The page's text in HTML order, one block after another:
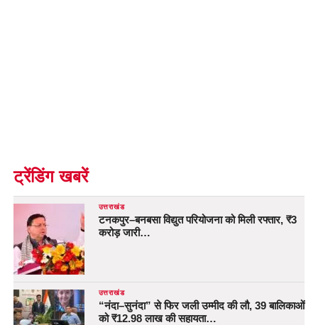
ट्रेंडिंग खबरें
उत्तराखंड
टनकपुर–बनबसा विद्युत परियोजना को मिली रफ्तार, ₹3
करोड़ जारी…
उत्तराखंड
“नंदा–सुनंदा” से फिर जली उम्मीद की लौ, 39 बालिकाओं
को ₹12.98 लाख की सहायता…